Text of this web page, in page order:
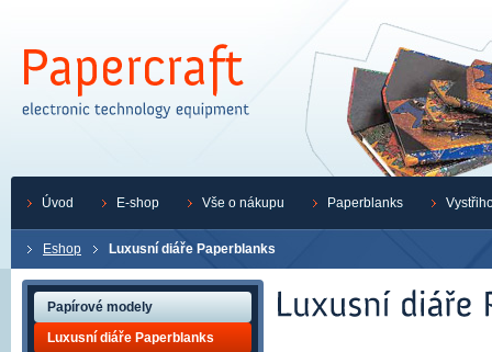
Eshop Luxusní diáře Paperblanks
Papírové modely
Luxusní diáře Paperblanks
Úvod E-shop Vše o nákupu Paperblanks